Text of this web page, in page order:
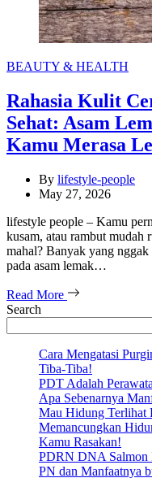
Categories
BEAUTY & HEALTH
Rahasia Kulit
Sehat: Asam
Kamu Merasa
By lifestyle-people
May 27, 2026
lifestyle people – Kamu
kusam, atau rambut mudah
mahal? Banyak yang nggak
pada asam lemak…
Read More
Search
Cara Mengatasi
Tiba-Tiba!
PDT Adalah
Apa Sebenarnya
Mau Hidung Terlihat
Memancungkan
Kamu Rasakan!
PDRN DNA Salmon
PN dan Manfaatnya